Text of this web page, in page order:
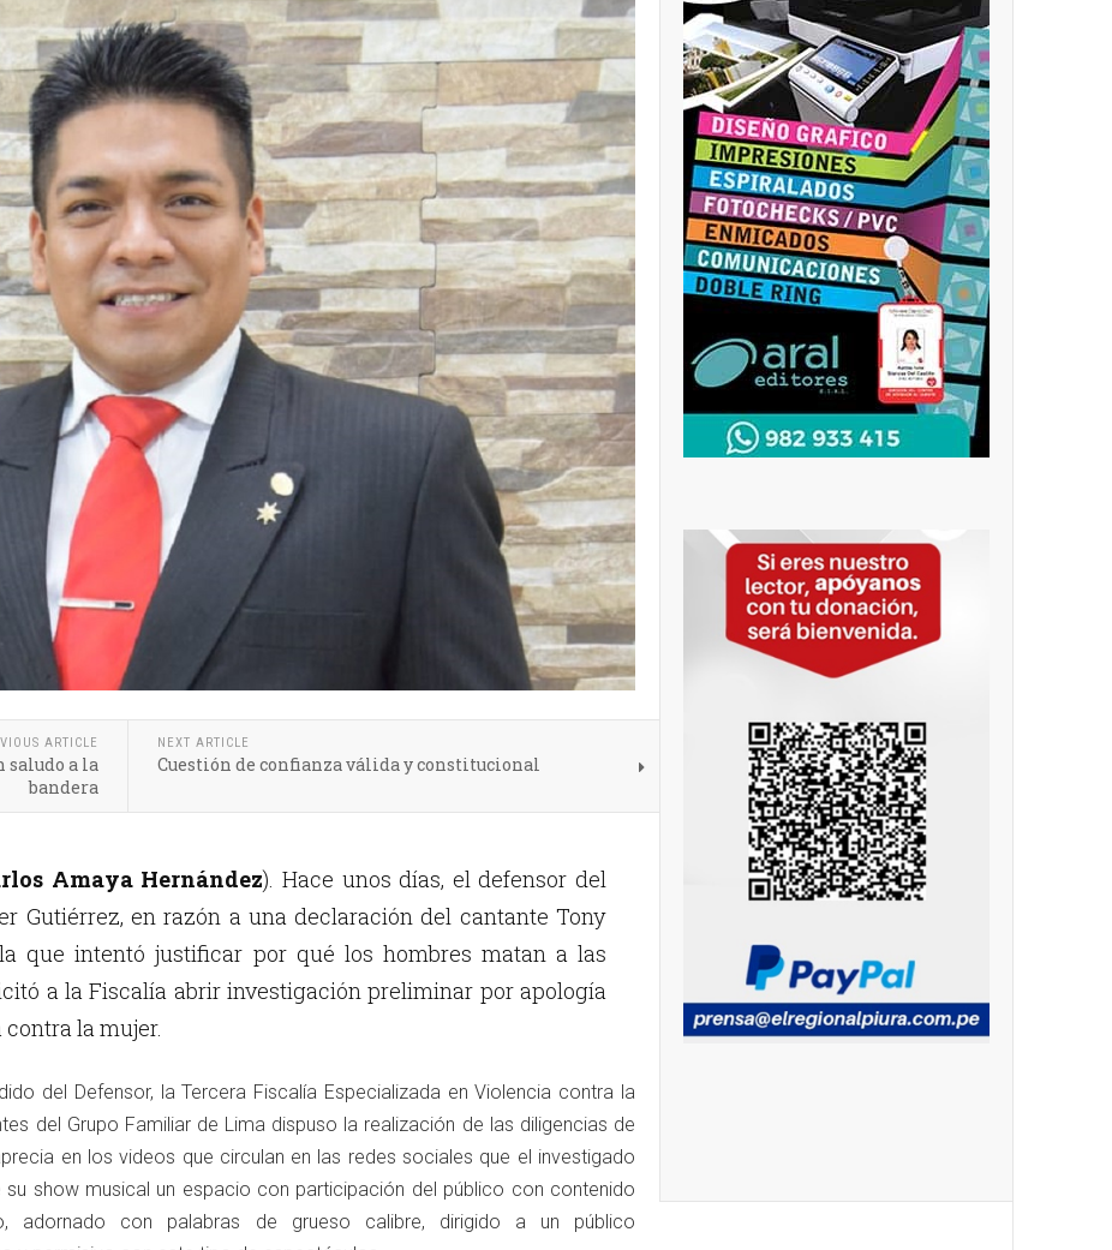
ARTICLE
saludo a la
bandera
NEXT ARTICLE
Cuestión de confianza válida y constitucional
Amaya Hernández). Hace unos días, el defensor del
Gutiérrez, en razón a una declaración del cantante Tony
que intentó justificar por qué los hombres matan a las
a la Fiscalía abrir investigación preliminar por apología
la mujer.
del Defensor, la Tercera Fiscalía Especializada en Violencia contra la
del Grupo Familiar de Lima dispuso la realización de las diligencias de
en los videos que circulan en las redes sociales que el investigado
su show musical un espacio con participación del público con contenido
adornado con palabras de grueso calibre, dirigido a un público